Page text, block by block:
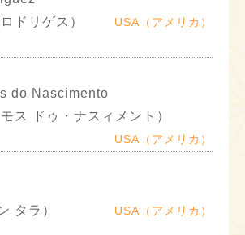
ドリゲス）
USA（アメリカ）
do Nascimento
ス ドゥ・ナスィメント）
USA（アメリカ）
タラ）
USA（アメリカ）